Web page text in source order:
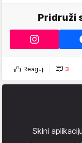
Pridruži
Reaguj 3
Skini